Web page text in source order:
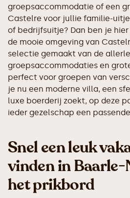
groepsaccommodatie of een
Castelre voor jullie familie-
of bedrijfsuitje? Dan ben je
de mooie omgeving van
selectie gemaakt van de
groepsaccommodaties en
perfect voor groepen van
je nu een moderne villa, een
luxe boerderij zoekt, op deze
ieder gezelschap een
Snel een leuk
vinden in Baarle-
het prikbord